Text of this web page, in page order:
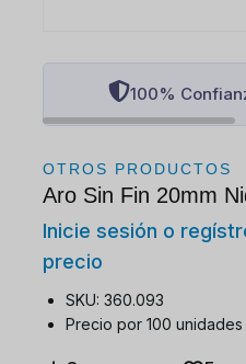
100%
OTROS PRODUCTOS
Aro Sin Fin 20mm
Inicie sesión o
precio
SKU: 360.093
Precio por 100 unidades